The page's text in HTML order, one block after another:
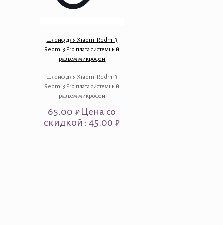
Шлейф для Xiaomi Redmi 3
Redmi 3 Pro плата системный
разъем микрофон
Шлейф для Xiaomi Redmi 3
Redmi 3 Pro плата системный
разъем микрофон
65.00₽Цена со
скидкой : 45.00 ₽